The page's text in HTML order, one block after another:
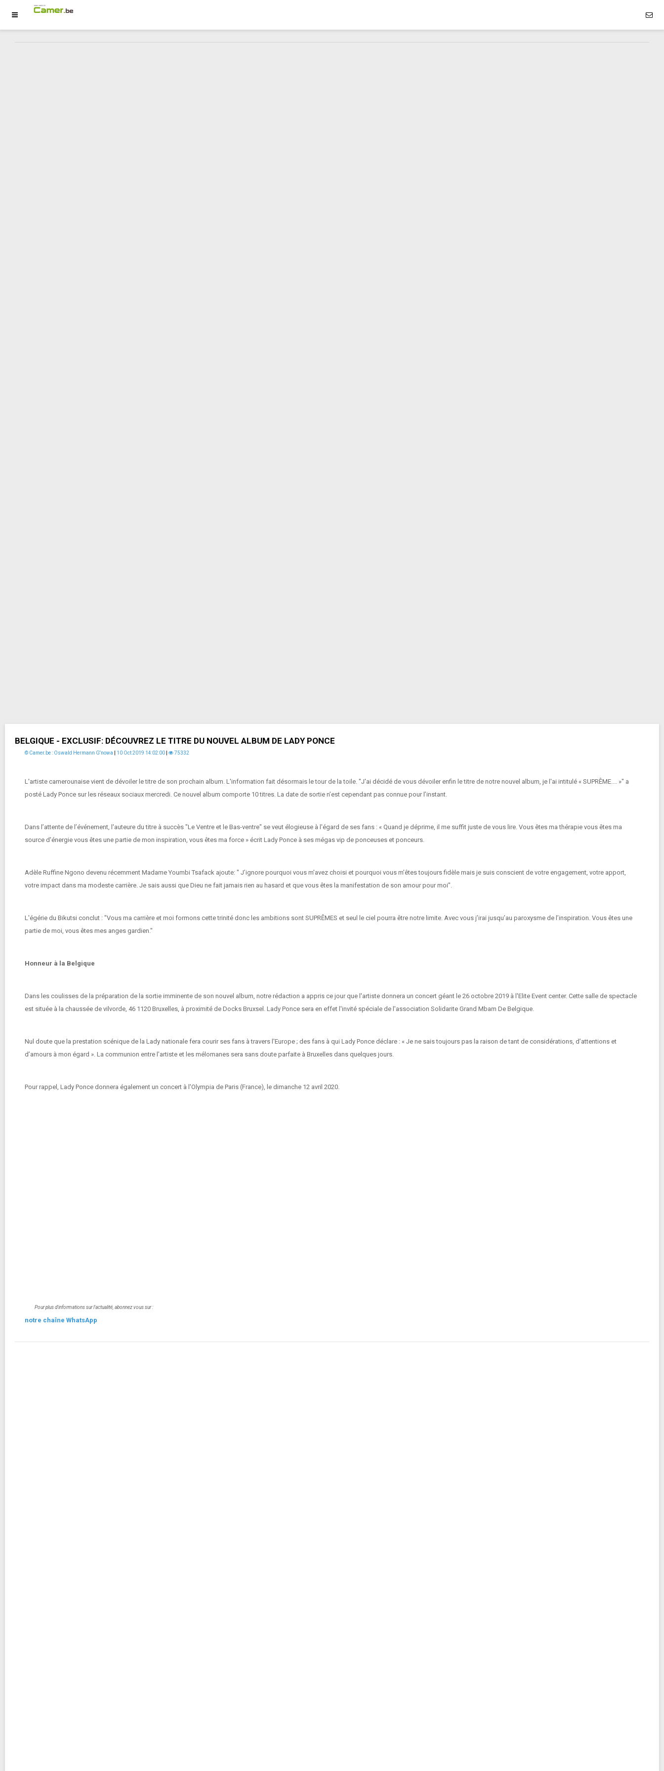
BELGIQUE - EXCLUSIF: DÉCOUVREZ LE TITRE DU NOUVEL ALBUM DE LADY PONCE
© Camer.be : Oswald Hermann G'nowa 10 Oct 2019 14:02:00 75332
L'artiste camerounaise vient de dévoiler le titre de son prochain album. L'information fait désormais le tour de la toile. "J'ai décidé de vous dévoiler enfin le titre de notre nouvel album, je l'ai intitulé « SUPRÊME.... »" a
posté Lady Ponce sur les réseaux sociaux mercredi. Ce nouvel album comporte 10 titres. La date de sortie n’est cependant pas connue pour l’instant.
Dans l’attente de l’événement, l'auteure du titre à succès "Le Ventre et le Bas-ventre" se veut élogieuse à l'égard de ses fans : « Quand je déprime, il me suffit juste de vous lire. Vous êtes ma thérapie vous êtes ma
source d'énergie vous êtes une partie de mon inspiration, vous êtes ma force » écrit Lady Ponce à ses mégas vip de ponceuses et ponceurs.
Adèle Ruffine Ngono devenu récemment Madame Youmbi Tsafack ajoute: " J’ignore pourquoi vous m'avez choisi et pourquoi vous m’êtes toujours fidèle mais je suis conscient de votre engagement, votre apport,
votre impact dans ma modeste carrière. Je sais aussi que Dieu ne fait jamais rien au hasard et que vous êtes la manifestation de son amour pour moi".
L'égérie du Bikutsi conclut : "Vous ma carrière et moi formons cette trinité donc les ambitions sont SUPRÊMES et seul le ciel pourra être notre limite. Avec vous j’irai jusqu’au paroxysme de l’inspiration. Vous êtes une
partie de moi, vous êtes mes anges gardien."
Honneur à la Belgique
Dans les coulisses de la préparation de la sortie imminente de son nouvel album, notre rédaction a appris ce jour que l'artiste donnera un concert géant le 26 octobre 2019 à l'Elite Event center. Cette salle de spectacle
est située à la chaussée de vilvorde, 46 1120 Bruxelles, à proximité de Docks Bruxsel. Lady Ponce sera en effet l'invité spéciale de l'association Solidarite Grand Mbam De Belgique.
Nul doute que la prestation scénique de la Lady nationale fera courir ses fans à travers l'Europe ; des fans à qui Lady Ponce déclare : « Je ne sais toujours pas la raison de tant de considérations, d’attentions et
d’amours à mon égard ». La communion entre l’artiste et les mélomanes sera sans doute parfaite à Bruxelles dans quelques jours.
Pour rappel, Lady Ponce donnera également un concert à l'Olympia de Paris (France), le dimanche 12 avril 2020.
Pour plus d'informations sur l'actualité, abonnez vous sur :
notre chaîne WhatsApp